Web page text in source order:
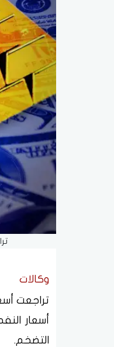
وكالات
تراجعت
أسعار
التضخم.